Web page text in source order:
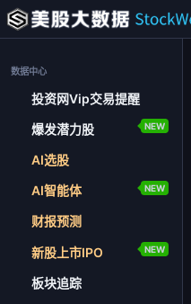
数据中心
投资网Vip交易提醒
爆发潜力股 NEW
AI选股
AI智能体 NEW
财报预测
新股上市IPO NEW
板块追踪